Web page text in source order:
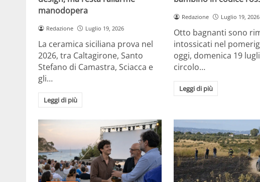
manodopera
Redazione Luglio 19, 2026
La ceramica siciliana prova nel
2026, tra Caltagirone, Santo
Stefano di Camastra, Sciacca e
gli…
Leggi di più
Redazione Luglio 19, 2026
Otto bagnanti sono
intossicati nel
oggi, domenica 19
circolo…
Leggi di più